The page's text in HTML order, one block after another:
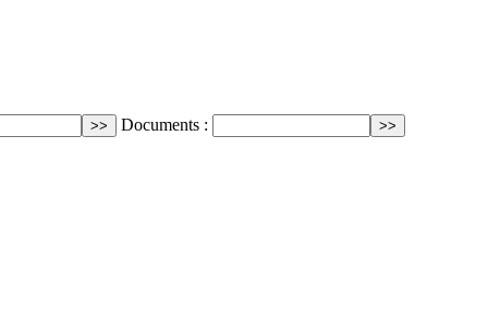
Documents :